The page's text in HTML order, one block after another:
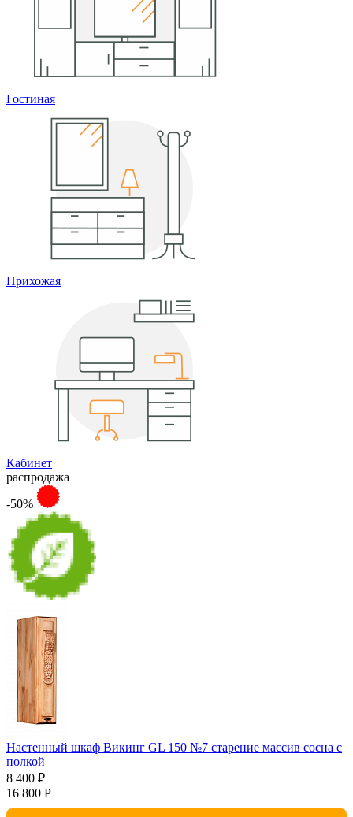
Гостиная
Прихожая
Кабинет
распродажа
-50%
Настенный шкаф Викинг GL 150 №7 старение массив сосна с
полкой
8 400 ₽
16 800 Р